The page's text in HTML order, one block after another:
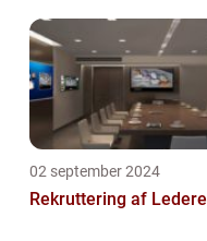
02 september 2024
Rekruttering af Ledere